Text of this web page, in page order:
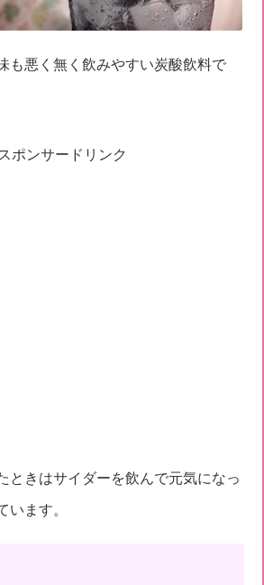
も悪く無く飲みやすい炭酸飲料で
ポンサードリンク
ときはサイダーを飲んで元気になっ
ます。